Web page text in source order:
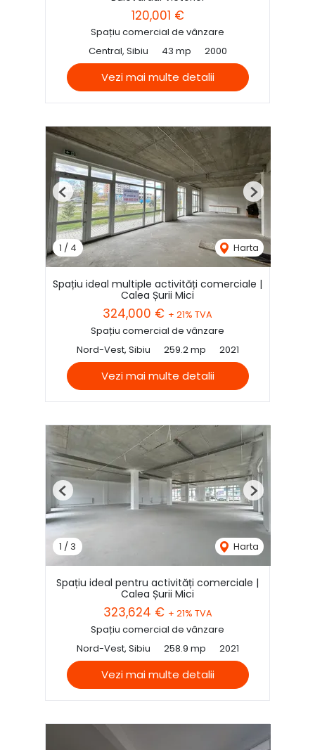
120,001 €
Spațiu comercial de vânzare
Central, Sibiu
43 mp 2000
Vezi mai multe detalii
1 / 4 Harta
Previous Next
Spațiu ideal multiple activități comerciale |
Calea Șurii Mici
324,000 € + 21% TVA
Spațiu comercial de vânzare
Nord-Vest, Sibiu
259.2 mp 2021
Vezi mai multe detalii
1 / 3 Harta
Previous Next
Spațiu ideal pentru activități comerciale |
Calea Șurii Mici
323,624 € + 21% TVA
Spațiu comercial de vânzare
Nord-Vest, Sibiu
258.9 mp 2021
Vezi mai multe detalii